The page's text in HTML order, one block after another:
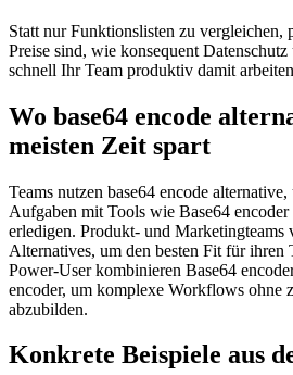
Statt nur Funktionslisten zu vergleichen,
Preise sind, wie konsequent
schnell Ihr Team produktiv damit
Wo base64 encode
meisten Zeit spart
Teams nutzen base64 encode
Aufgaben mit Tools wie Base64
erledigen. Produkt- und Marketingteams
Alternatives, um den besten Fit für ihren
Power-User kombinieren Base64
encoder, um komplexe Workflows ohne
abzubilden.
Konkrete Beispiele aus